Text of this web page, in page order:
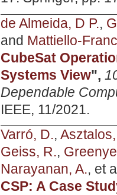
de Almeida, D P.,
and Mattiello-
CubeSat
Systems View",
Dependable
IEEE, 11/2021.
Varró, D.,
Geiss, R.,
Narayanan, A., et
CSP: A Case